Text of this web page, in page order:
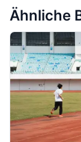
Ähnliche